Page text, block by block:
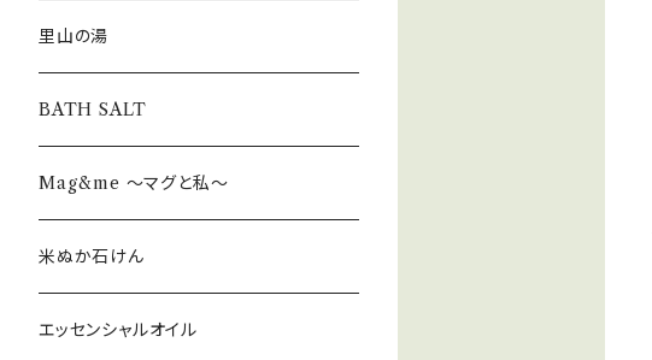
里山の湯
BATH SALT
Mag&me ～マグと私～
米ぬか石けん
エッセンシャルオイル